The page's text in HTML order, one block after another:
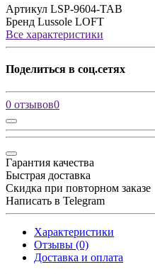
Артикул LSP-9604-TAB
Бренд Lussole LOFT
Все характеристики
Поделиться в соц.сетях
0 отзывов0
Гарантия качества
Быстрая доставка
Скидка при повторном заказе
Написать в Telegram
Характеристики
Отзывы (0)
Доставка и оплата